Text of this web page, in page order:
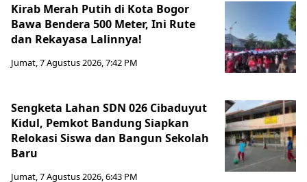
Kirab Merah Putih di Kota Bogor
Bawa Bendera 500 Meter, Ini Rute
dan Rekayasa Lalinnya!
Jumat, 7 Agustus 2026, 7:42 PM
Sengketa Lahan SDN 026 Cibaduyut
Kidul, Pemkot Bandung Siapkan
Relokasi Siswa dan Bangun Sekolah
Baru
Jumat, 7 Agustus 2026, 6:43 PM